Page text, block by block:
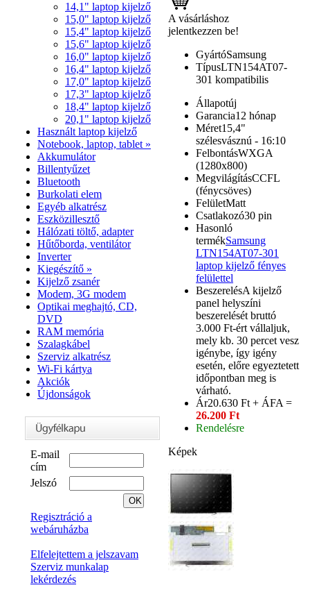
14,1" laptop kijelző
15,0" laptop kijelző
15,4" laptop kijelző
15,6" laptop kijelző
16,0" laptop kijelző
16,4" laptop kijelző
17,0" laptop kijelző
17,3" laptop kijelző
18,4" laptop kijelző
20,1" laptop kijelző
Használt laptop kijelző
Notebook, laptop, tablet »
Akkumulátor
Billentyűzet
Bluetooth
Burkolati elem
Egyéb alkatrész
Eszközillesztő
Hálózati töltő, adapter
Hűtőborda, ventilátor
Inverter
Kiegészítő »
Kijelző zsanér
Modem, 3G modem
Optikai meghajtó, CD,
DVD
RAM memória
Szalagkábel
Szerviz alkatrész
Wi-Fi kártya
Akciók
Újdonságok
E-mail
cím
Jelszó
Regisztráció a
webáruházba
Elfelejtettem a jelszavam
Szerviz munkalap
lekérdezés
A vásárláshoz
jelentkezzen be!
GyártóSamsung
TípusLTN154AT07-
301 kompatibilis
Állapotúj
Garancia12 hónap
Méret15,4"
szélesvásznú - 16:10
FelbontásWXGA
(1280x800)
MegvilágításCCFL
(fénycsöves)
FelületMatt
Csatlakozó30 pin
Hasonló
termékSamsung
LTN154AT07-301
laptop kijelző fényes
felülettel
BeszerelésA kijelző
panel helyszíni
beszerelését bruttó
3.000 Ft-ért vállaljuk,
mely kb. 30 percet vesz
igénybe, így igény
esetén, előre egyeztetett
időpontban meg is
várható.
Ár20.630 Ft + ÁFA =
26.200 Ft
Rendelésre
Képek